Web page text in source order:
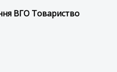
ВГО Товариство